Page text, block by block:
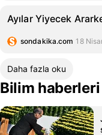
Ayılar Yiyecek
sondakika.com 18
Daha fazla oku
Bilim haberleri